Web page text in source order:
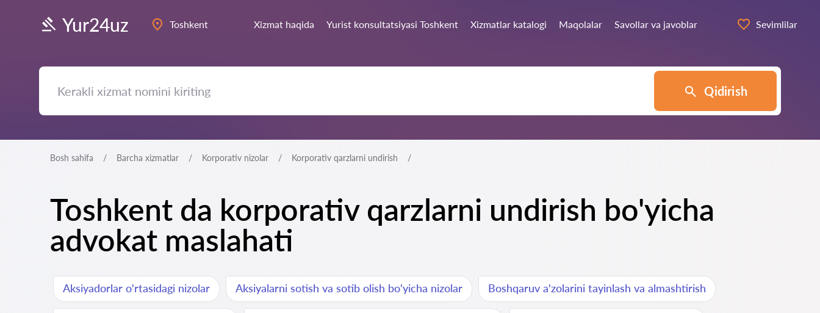
Yur24uz Toshkent Xizmat haqida Yurist konsultatsiyasi Toshkent Xizmatlar katalogi Maqolalar Savollar va javoblar Sevimlilar
Qidirish
Bosh sahifa Barcha xizmatlar Korporativ nizolar Korporativ qarzlarni undirish
Toshkent da korporativ qarzlarni undirish bo'yicha
advokat maslahati
Aksiyadorlar o'rtasidagi nizolar Aksiyalarni sotish va sotib olish bo'yicha nizolar Boshqaruv a'zolarini tayinlash va almashtirish